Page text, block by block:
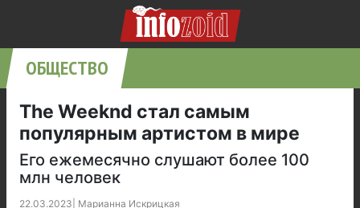
ОБЩЕСТВО
The Weeknd стал самым
популярным артистом в мире
Его ежемесячно слушают более 100
млн человек
22.03.2023 Марианна Искрицкая